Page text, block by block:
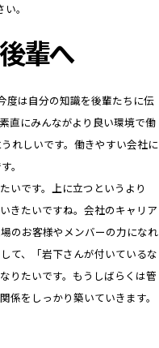
。
輩へ
度は自分の知識を後輩たちに伝
直にみんながより良い環境で働
れしいです。働きやすい会社に
。
いです。上に立つというより
きたいですね。会社のキャリア
のお客様やメンバーの力になれ
て、「岩下さんが付いているな
りたいです。もうしばらくは管
をしっかり築いていきます。